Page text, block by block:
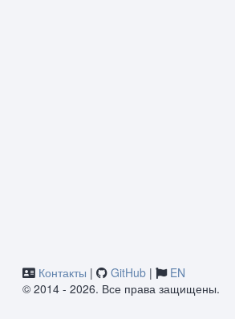
Контакты | GitHub |
EN
© 2014 - 2026. Все права защищены.